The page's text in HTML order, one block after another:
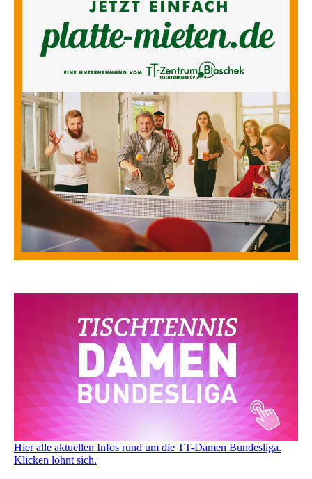
Hier alle aktuellen Infos rund um die TT-Damen Bundesliga.
Klicken lohnt sich.